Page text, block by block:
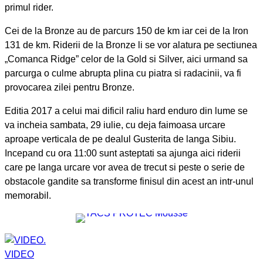
primul rider.
Cei de la Bronze au de parcurs 150 de km iar cei de la Iron
131 de km. Riderii de la Bronze li se vor alatura pe sectiunea
„Comanca Ridge” celor de la Gold si Silver, aici urmand sa
parcurga o culme abrupta plina cu piatra si radacinii, va fi
provocarea zilei pentru Bronze.
Editia 2017 a celui mai dificil raliu hard enduro din lume se
va incheia sambata, 29 iulie, cu deja faimoasa urcare
aproape verticala de pe dealul Gusterita de langa Sibiu.
Incepand cu ora 11:00 sunt asteptati sa ajunga aici riderii
care pe langa urcare vor avea de trecut si peste o serie de
obstacole gandite sa transforme finisul din acest an intr-unul
memorabil.
VIDEO